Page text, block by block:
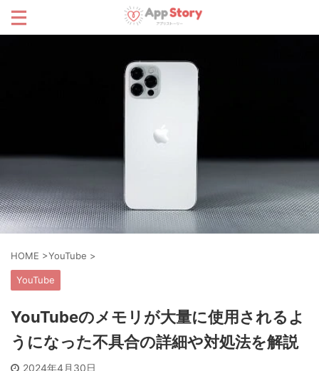
HOME >YouTube >
YouTube
YouTubeのメモリが大量に使用されるよ
うになった不具合の詳細や対処法を解説
2024年4月30日